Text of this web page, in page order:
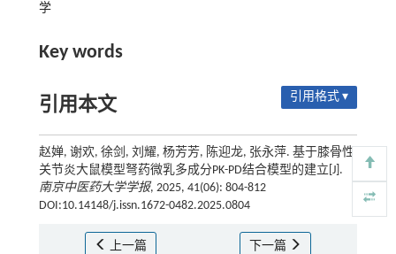
学
Key words
引用本文 引用格式 ▾
赵婵, 谢欢, 徐剑, 刘耀, 杨芳芳, 陈迎龙, 张永萍. 基于膝骨性
关节炎大鼠模型弩药微乳多成分PK-PD结合模型的建立[J].
南京中医药大学学报, 2025, 41(06): 804-812
DOI:10.14148/j.issn.1672-0482.2025.0804
上一篇 下一篇